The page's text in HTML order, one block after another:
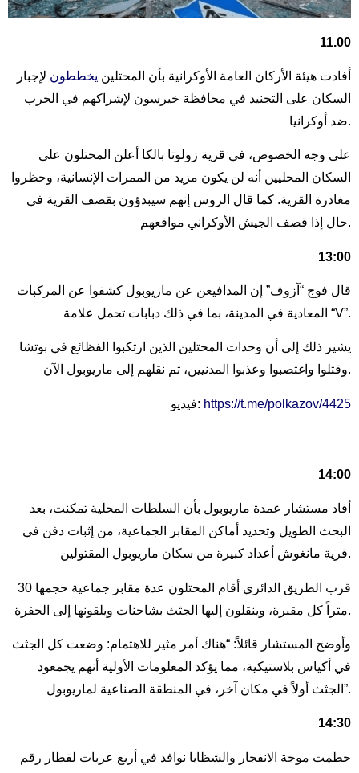
11.00
أفادت هيئة الأركان العامة الأوكرانية بأن المحتلين يخططون لإجبار
السكان على التجنيد في محافظة خيرسون لإشراكهم في الحرب
ضد أوكرانيا.
على وجه الخصوص، في قرية زولوتا بالكا أعلن المحتلون على
السكان المحليين أنه لن يكون مزيد من الممرات الإنسانية، وحظروا
مغادرة القرية. كما قال الروس إنهم سيبدؤون بقصف القرية في
حال إذا قصف الجيش الأوكراني مواقعهم.
13:00
قال فوج “آزوف” إن المدافيعن عن ماريوبول كشفوا عن المركبات
المعادية في المدينة، بما في ذلك دبابات تحمل علامة “V”.
يشير ذلك إلى أن وحدات المحتلين الذين ارتكبوا الفظائع في بوتشا
وقتلوا واغتصبوا وعذبوا المدنيين، تم نقلهم إلى ماريوبول الآن.
فيديو: https://t.me/polkazov/4425
14:00
أفاد مستشار عمدة ماريوبول بأن السلطات المحلية تمكنت، بعد
البحث الطويل وتحديد أماكن المقابر الجماعية، من إثبات دفن في
قرية مانغوش أعداد كبيرة من سكان ماريوبول المقتولين.
قرب الطريق الدائري أقام المحتلون عدة مقابر جماعية حجمها 30
متراً كل مقبرة، وينقلون إليها الجثث بشاحنات ويلقونها إلى الحفرة.
وأوضح المستشار قائلاً: “هناك أمر مثير للاهتمام: وضعت كل الجثث
في أكياس بلاستيكية، مما يؤكد المعلومات الأولية أنهم يجمعود
الجثث أولاً في مكان آخر، في المنطقة الصناعية لماريوبول”.
14:30
حطمت موجة الانفجار والشظايا نوافذ في أربع عربات لقطار رقم